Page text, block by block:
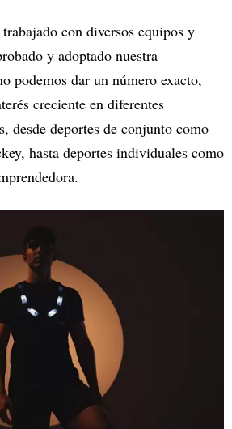
con diversos equipos y
y adoptado nuestra
podemos dar un número exacto,
creciente en diferentes
desde deportes de conjunto como
hasta deportes individuales como